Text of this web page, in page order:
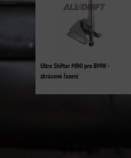
Ultra Shifter MINI pro BMW -
zkrácené řazení